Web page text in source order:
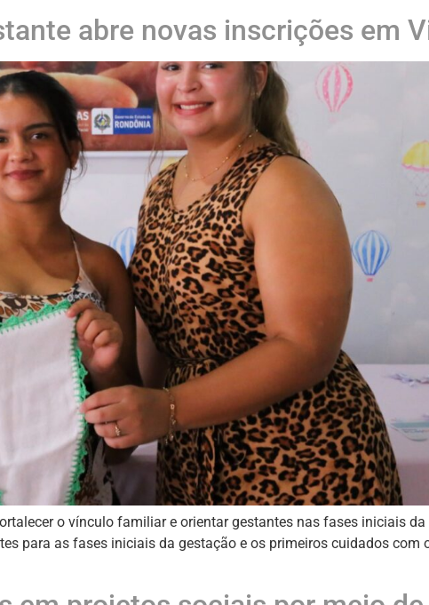
abre novas inscrições em
o vínculo familiar e orientar gestantes nas fases iniciais
para as fases iniciais da gestação e os primeiros cuidados com